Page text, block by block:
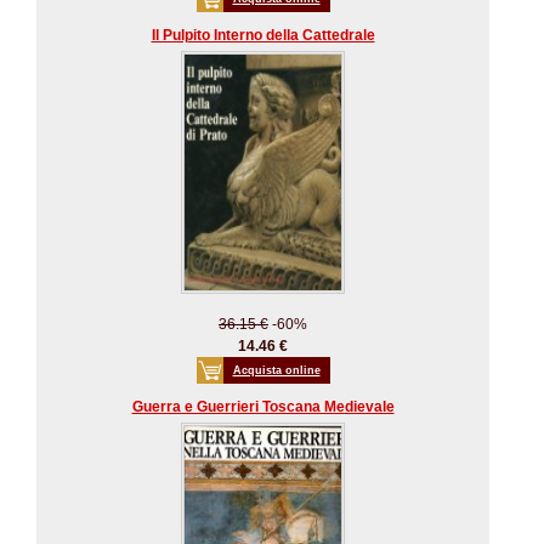
Il Pulpito Interno della Cattedrale
36.15 € -60%
14.46 €
Acquista online
Guerra e Guerrieri Toscana Medievale